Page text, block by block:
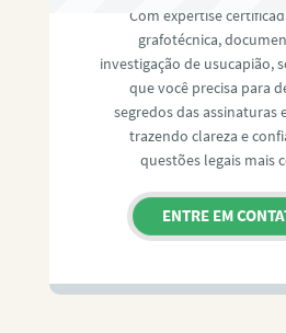
Com expertise
grafotécnica,
investigação de usucapião,
que você precisa para
segredos das assinaturas
trazendo clareza e
questões legais mais
ENTRE EM